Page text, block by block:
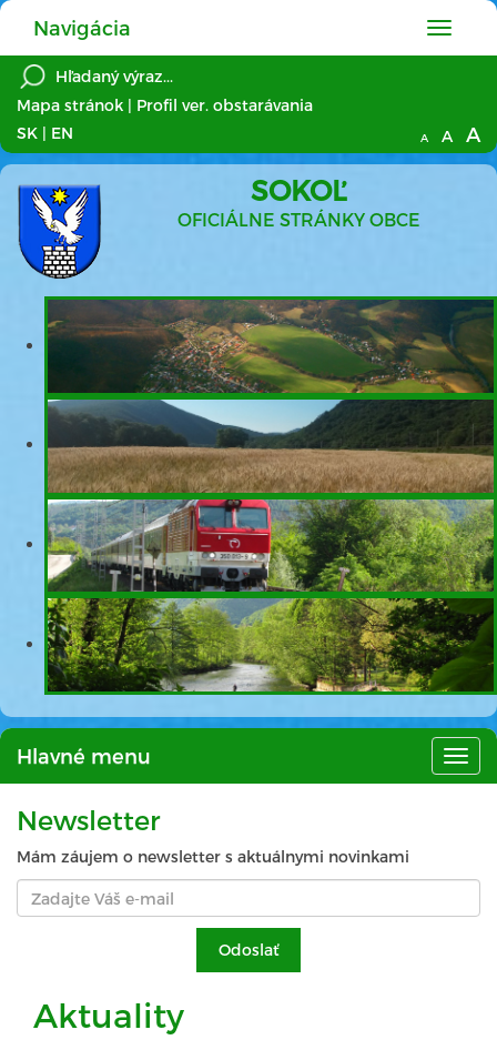
Hlavné
menu
Navigácia
Mapa stránok | Profil ver. obstarávania
SK | EN A A A
SOKOĽ
OFICIÁLNE STRÁNKY OBCE
Hlavné menu
Newsletter
Mám záujem o newsletter s aktuálnymi novinkami
Aktuality